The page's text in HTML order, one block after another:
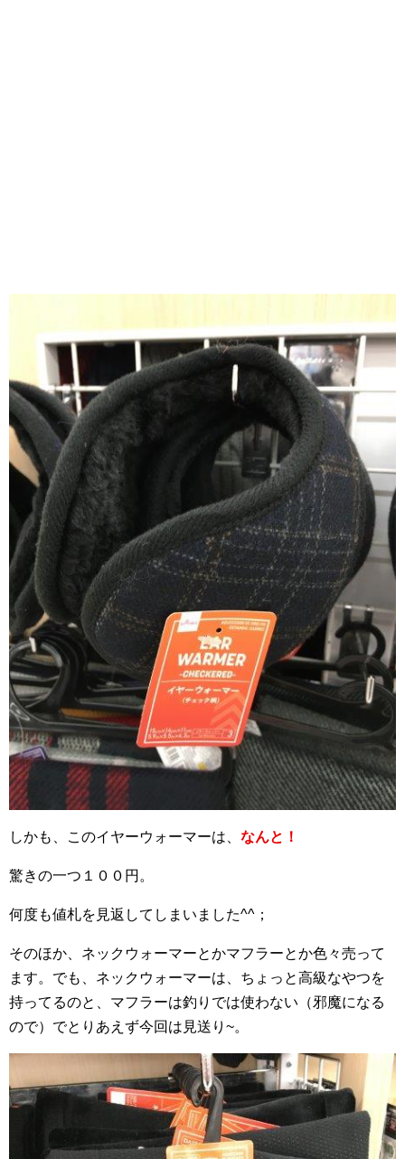
しかも、このイヤーウォーマーは、 なんと！
驚きの一つ１００円。
何度も値札を見返してしまいました^^；
そのほか、ネックウォーマーとかマフラーとか色々売って
ます。でも、ネックウォーマーは、ちょっと高級なやつを
持ってるのと、マフラーは釣りでは使わない（邪魔になる
ので）でとりあえず今回は見送り~。